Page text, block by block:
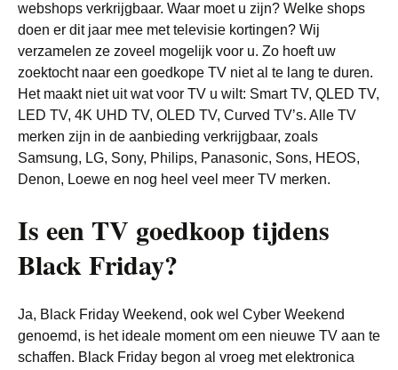
webshops verkrijgbaar. Waar moet u zijn? Welke shops
doen er dit jaar mee met televisie kortingen? Wij
verzamelen ze zoveel mogelijk voor u. Zo hoeft uw
zoektocht naar een goedkope TV niet al te lang te duren.
Het maakt niet uit wat voor TV u wilt: Smart TV, QLED TV,
LED TV, 4K UHD TV, OLED TV, Curved TV’s. Alle TV
merken zijn in de aanbieding verkrijgbaar, zoals
Samsung, LG, Sony, Philips, Panasonic, Sons, HEOS,
Denon, Loewe en nog heel veel meer TV merken.
Is een TV goedkoop tijdens
Black Friday?
Ja, Black Friday Weekend, ook wel Cyber Weekend
genoemd, is het ideale moment om een nieuwe TV aan te
schaffen. Black Friday begon al vroeg met elektronica